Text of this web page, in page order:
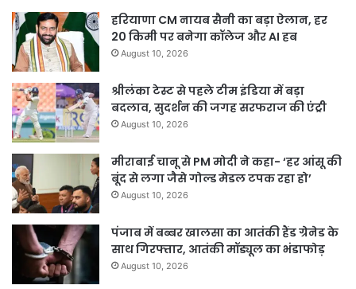
हरियाणा CM नायब सैनी का बड़ा ऐलान, हर
20 किमी पर बनेगा कॉलेज और AI हब
August 10, 2026
श्रीलंका टेस्ट से पहले टीम इंडिया में बड़ा
बदलाव, सुदर्शन की जगह सरफराज की एंट्री
August 10, 2026
मीराबाई चानू से PM मोदी ने कहा- ‘हर आंसू की
बूंद से लगा जैसे गोल्ड मेडल टपक रहा हो’
August 10, 2026
पंजाब में बब्बर खालसा का आतंकी हैंड ग्रेनेड के
साथ गिरफ्तार, आतंकी मॉड्यूल का भंडाफोड़
August 10, 2026